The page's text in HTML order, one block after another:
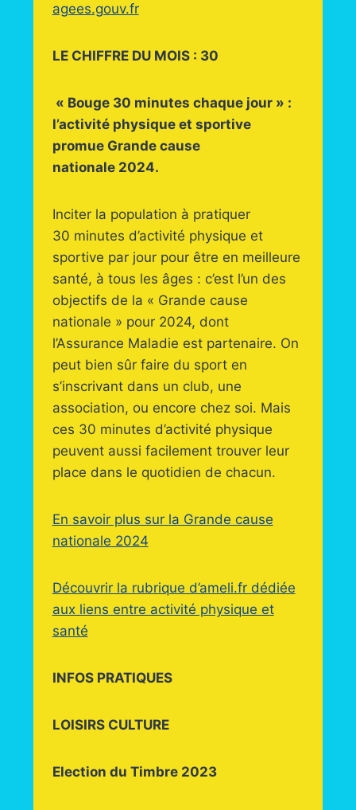
agees.gouv.fr
LE CHIFFRE DU MOIS : 30
« Bouge 30 minutes chaque jour » :
l’activité physique et sportive
promue Grande cause
nationale 2024.
Inciter la population à pratiquer
30 minutes d’activité physique et
sportive par jour pour être en meilleure
santé, à tous les âges : c’est l’un des
objectifs de la « Grande cause
nationale » pour 2024, dont
l’Assurance Maladie est partenaire. On
peut bien sûr faire du sport en
s’inscrivant dans un club, une
association, ou encore chez soi. Mais
ces 30 minutes d’activité physique
peuvent aussi facilement trouver leur
place dans le quotidien de chacun.
En savoir plus sur la Grande cause
nationale 2024
Découvrir la rubrique d’ameli.fr dédiée
aux liens entre activité physique et
santé
INFOS PRATIQUES
LOISIRS CULTURE
Election du Timbre 2023